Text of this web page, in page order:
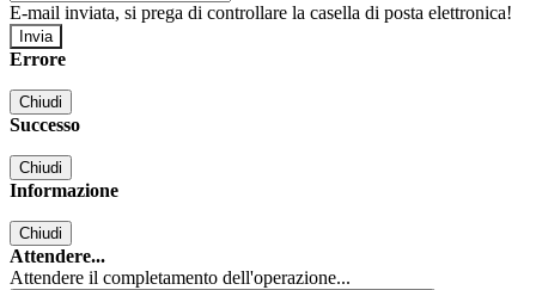
E-mail inviata, si prega di controllare la casella di posta elettronica!
Errore
Chiudi
Successo
Chiudi
Informazione
Chiudi
Attendere...
Attendere il completamento dell'operazione...